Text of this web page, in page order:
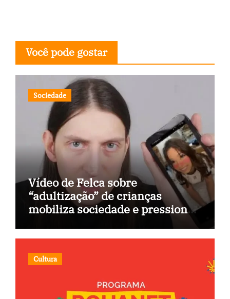
Você pode gostar
Sociedade
Vídeo de Felca sobre
“adultização” de crianças
mobiliza sociedade e pressiona
Cultura